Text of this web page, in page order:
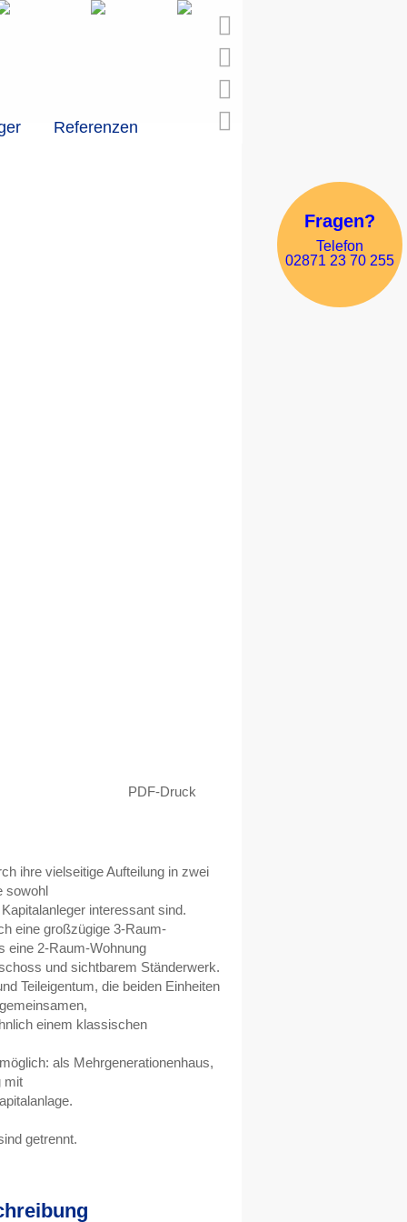
Referenzen
PDF-Druck
ihre vielseitige Aufteilung in zwei
sowohl
interessant sind.
eine großzügige 3-Raum-
eine 2-Raum-Wohnung
und sichtbarem Ständerwerk.
Teileigentum, die beiden Einheiten
einem klassischen
als Mehrgenerationenhaus,
mit
getrennt.
Fragen?
Telefon
02871 23 70 255